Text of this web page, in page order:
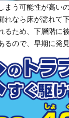
う可能性が高い
れなら床が濡れて
ため、下層階に
ので、早期に発